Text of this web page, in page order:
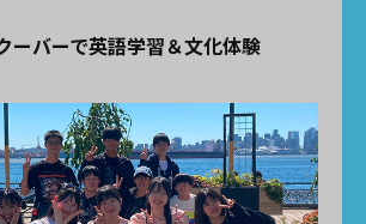
ーバーで英語学習＆文化体験